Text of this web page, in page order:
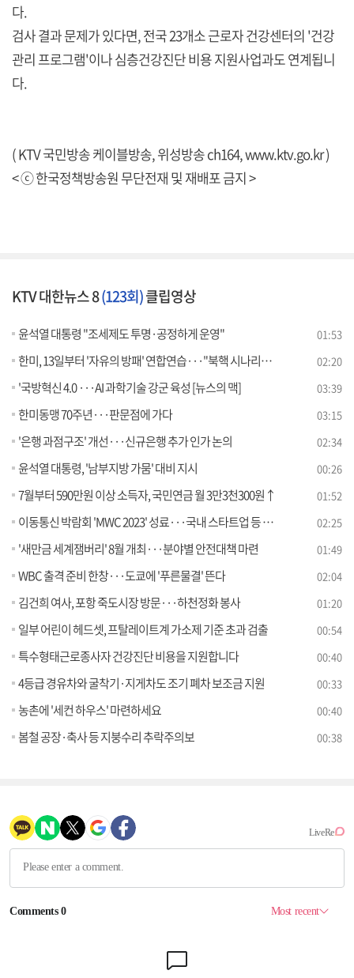
다.
검사 결과 문제가 있다면, 전국 23개소 근로자 건강센터의 '건강
관리 프로그램'이나 심층건강진단 비용 지원사업과도 연계됩니
다.
( KTV 국민방송 케이블방송, 위성방송 ch164,www.ktv.go.kr)
< ⓒ 한국정책방송원 무단전재 및 재배포 금지 >
KTV 대한뉴스 8(123회)클립영상
윤석열 대통령 "조세제도 투명·공정하게 운영" 01:53
한미, 13일부터 '자유의 방패' 연합연습···"북핵 시나리오 반영" 02:20
'국방혁신 4.0 ···AI 과학기술 강군 육성 [뉴스의 맥] 03:39
한미동맹 70주년···판문점에 가다 03:15
'은행 과점구조' 개선···신규은행 추가 인가 논의 02:34
윤석열 대통령, '남부지방 가뭄' 대비 지시 00:26
7월부터 590만원 이상 소득자, 국민연금 월 3만3천300원↑ 01:52
이동통신 박람회 'MWC 2023' 성료···국내 스타트업 등 120개사 참가 02:25
'새만금 세계잼버리' 8월 개최···분야별 안전대책 마련 01:49
WBC 출격 준비 한창···도쿄에 '푸른물결' 뜬다 02:04
김건희 여사, 포항 죽도시장 방문···하천정화 봉사 01:20
일부 어린이 헤드셋, 프탈레이트계 가소제 기준 초과 검출 00:54
특수형태근로종사자 건강진단 비용을 지원합니다 00:40
4등급 경유차와 굴착기·지게차도 조기 폐차 보조금 지원 00:33
농촌에 '세컨 하우스' 마련하세요 00:40
봄철 공장·축사 등 지붕수리 추락주의보 00:38